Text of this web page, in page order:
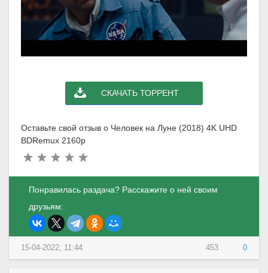
СКАЧАТЬ ТОРРЕНТ
Оставьте свой отзыв о Человек на Луне (2018) 4K UHD
BDRemux 2160p
Понравилась раздача? Расскажите о ней своим
друзьям:
453 0
15-04-2022, 11:44